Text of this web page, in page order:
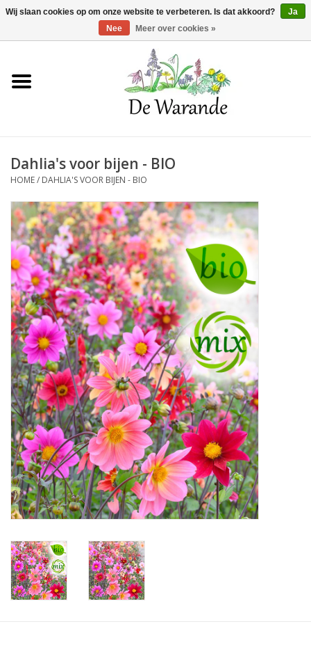
Winkelwagen >0 Artikelen - €0,00
Home
Voorjaarsbloeiers
Zomerbloeiers
Herfstbloeiers
Schaduwplanten
Aanbiedingen
Bodemverbetering
Overige producten
Advies
Onze tuinen!
Sterke Bollen Dagen
Nieuws
Dahlia's voor bijen - BIO
HOME/ DAHLIA'S VOOR BIJEN - BIO
Wij slaan cookies op om onze website te verbeteren. Is dat akkoord?
Ja
Nee
Meer over cookies »